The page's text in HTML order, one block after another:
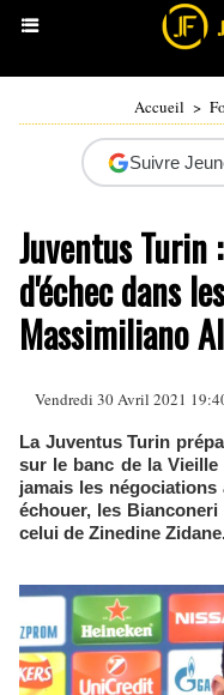
Accueil >
Suivre
Juventus Turin
d'échec dans
Massimiliano
Vendredi 30 Avril 2021
La Juventus Turin
sur le banc de la
jamais les
échouer, les
celui de Zinedine